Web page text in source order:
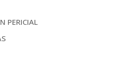
PERICIAL